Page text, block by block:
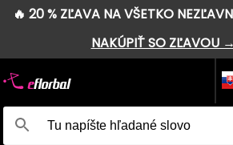
🔥 20 % ZĽAVA NA VŠETKO
NAKÚPIŤ SO ZĽAVOU →